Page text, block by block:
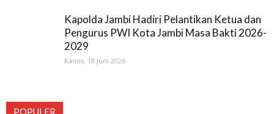
Kapolda Jambi Hadiri Pelantikan Ketua dan
Pengurus PWI Kota Jambi Masa Bakti 2026-
2029
Kamis, 18 Juni 2026
POPULER